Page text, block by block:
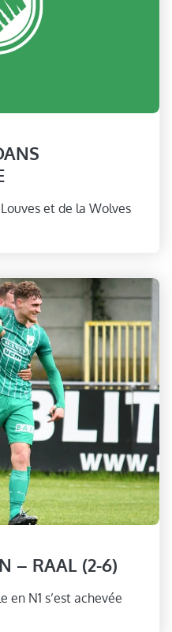
et de la Wolves
– RAAL (2-6)
en N1 s’est achevée